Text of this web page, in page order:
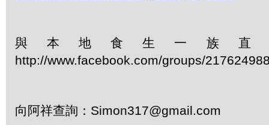
與本地食生一族直
http://www.facebook.com/groups/
向阿祥查詢：Simon317@gmail.com